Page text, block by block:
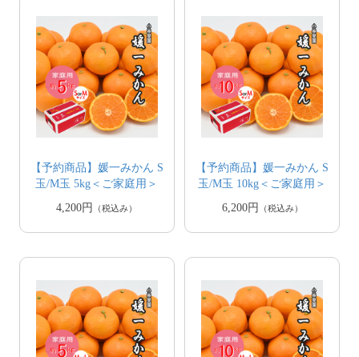
【予約商品】媛一みかん S
玉/M玉 5kg＜ご家庭用＞
4,200円
（税込み）
【予約商品】媛一みかん S
玉/M玉 10kg＜ご家庭用＞
6,200円
（税込み）